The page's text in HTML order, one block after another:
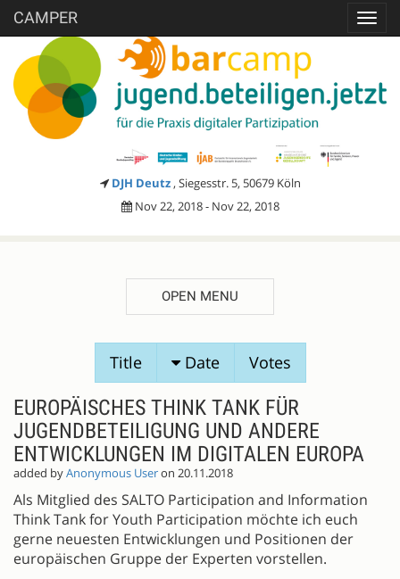
CAMPER
DJH Deutz , Siegesstr. 5, 50679 Köln
Nov 22, 2018 - Nov 22, 2018
OPEN MENU
Title Date Votes
EUROPÄISCHES THINK TANK FÜR
JUGENDBETEILIGUNG UND ANDERE
ENTWICKLUNGEN IM DIGITALEN EUROPA
added byAnonymous Useron 20.11.2018
Als Mitglied des SALTO Participation and Information
Think Tank for Youth Participation möchte ich euch
gerne neuesten Entwicklungen und Positionen der
europäischen Gruppe der Experten vorstellen.